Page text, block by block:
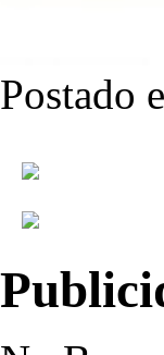
Postado